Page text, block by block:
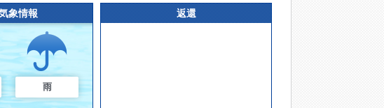
象情報
雨
返還